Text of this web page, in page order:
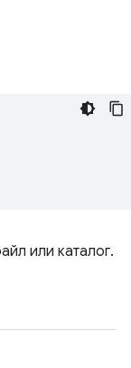
или каталог.